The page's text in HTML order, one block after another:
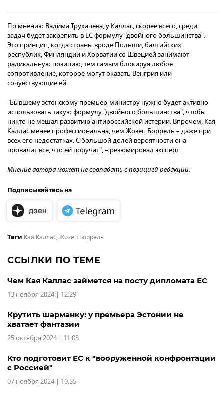
По мнению Вадима Трухачева, у Каллас, скорее всего, среди
задач будет закрепить в ЕС формулу "двойного большинства".
Это принцип, когда страны вроде Польши, балтийских
республик, Финляндии и Хорватии со Швецией занимают
радикальную позицию, тем самым блокируя любое
сопротивление, которое могут оказать Венгрия или
сочувствующие ей.
"Бывшему эстонскому премьер-министру нужно будет активно
использовать такую формулу "двойного большинства", чтобы
никто не мешал развитию антироссийской истерии. Впрочем, Кая
Каллас менее профессиональна, чем Жозеп Боррель – даже при
всех его недостатках. С большой долей вероятности она
провалит все, что ей поручат", – резюмировал эксперт.
Мнение автора может не совпадать с позицией редакции.
Подписывайтесь на
Теги Кая Каллас, Жозеп Боррель
ССЫЛКИ ПО ТЕМЕ
Чем Кая Каллас займется на посту дипломата ЕС
13 ноября 2024 | 12:29
Крутить шарманку: у премьера Эстонии не
хватает фантазии
25 октября 2024 | 11:03
Кто подготовит ЕС к "вооруженной конфронтации
с Россией"
07 ноября 2024 | 10:55